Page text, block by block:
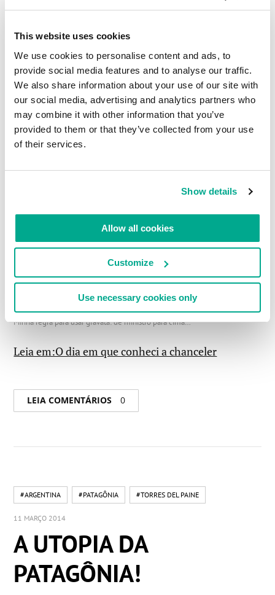
This website uses cookies
We use cookies to personalise content and ads, to
provide social media features and to analyse our traffic.
We also share information about your use of our site with
our social media, advertising and analytics partners who
may combine it with other information that you’ve
provided to them or that they’ve collected from your use
of their services.
Show details
Allow all cookies
Customize
Use necessary cookies only
Felizmente, ao passar por nosso stand na feira de
tecnologia CeBIT deste ano, em Hannover,
aconteceu de encontrar uma VIP muito
importante. Vamos deixar que as fotos falem por
si:
Minha regra para usar gravata: de ministro para cima…
Leia em:O dia em que conheci a chanceler
LEIA COMENTÁRIOS 0
#ARGENTINA #PATAGÔNIA #TORRES DEL PAINE
11 MARÇO 2014
A UTOPIA DA
PATAGÔNIA!